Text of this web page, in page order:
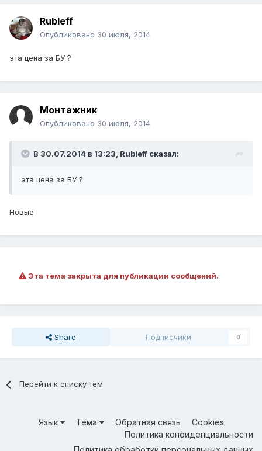
Rubleff
Опубликовано 30 июля, 2014
эта цена за БУ ?
Монтажник
Опубликовано 30 июля, 2014
В 30.07.2014 в 13:23, Rubleff сказал:
эта цена за БУ ?
Новые
Эта тема закрыта для публикации сообщений.
Share Подписчики 0
Перейти к списку тем
Язык Тема Обратная связь
Cookies
Политика конфиденциальности